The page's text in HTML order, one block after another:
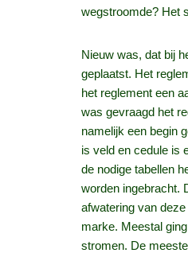
wegstroomde? Het
Nieuw was, dat bij
geplaatst. Het
het reglement een
was gevraagd het
namelijk een begin
is veld en cedule is
de nodige tabellen
worden ingebracht.
afwatering van
marke. Meestal
stromen. De